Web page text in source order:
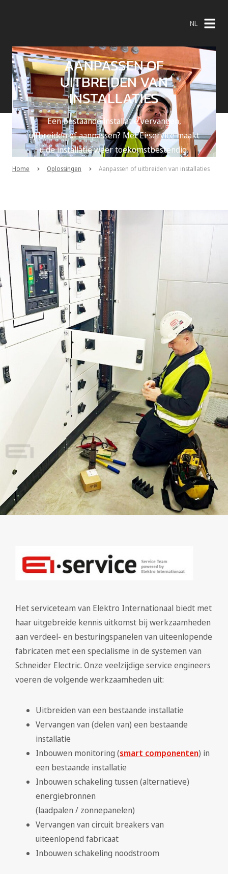
NL
EN
AANPASSEN OF
UITBREIDEN VAN
INSTALLATIES
Een bestaande installatie vervangen,
uitbreiden of aanpassen? Met Ei•service maakt
u de installatie weer toekomstbestendig.
Home Oplossingen Aanpassen of uitbreiden van installaties
Het serviceteam van Elektro Internationaal biedt met
haar uitgebreide kennis uitkomst bij werkzaamheden
aan verdeel- en besturingspanelen van uiteenlopende
fabricaten met een specialisme in de systemen van
Schneider Electric. Onze veelzijdige service engineers
voeren de volgende werkzaamheden uit:
Uitbreiden van een bestaande installatie
Vervangen van (delen van) een bestaande
installatie
Inbouwen monitoring (smart componenten) in
een bestaande installatie
Inbouwen schakeling tussen (alternatieve)
energiebronnen
(laadpalen / zonnepanelen)
Vervangen van circuit breakers van
uiteenlopend fabricaat
Inbouwen schakeling noodstroom